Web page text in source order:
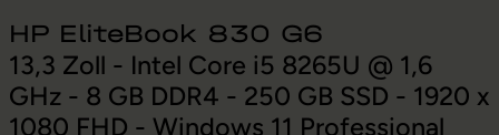
HP EliteBook 830 G6
13,3 Zoll - Intel Core i5 8265U @ 1,6
GHz - 8 GB DDR4 - 250 GB SSD - 1920 x
1080 FHD - Windows 11 Professional